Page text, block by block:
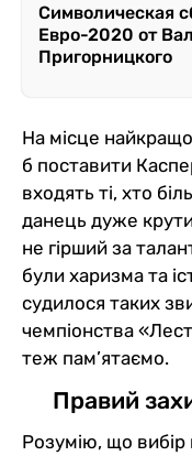
Символическая
Евро-2020 от
Пригорницкого
На місце
б поставити
входять ті, хто
данець дуже
не гірший за
були харизма та
судилося таких
чемпіонства
теж пам’ятаємо.
Правий
Розумію, що